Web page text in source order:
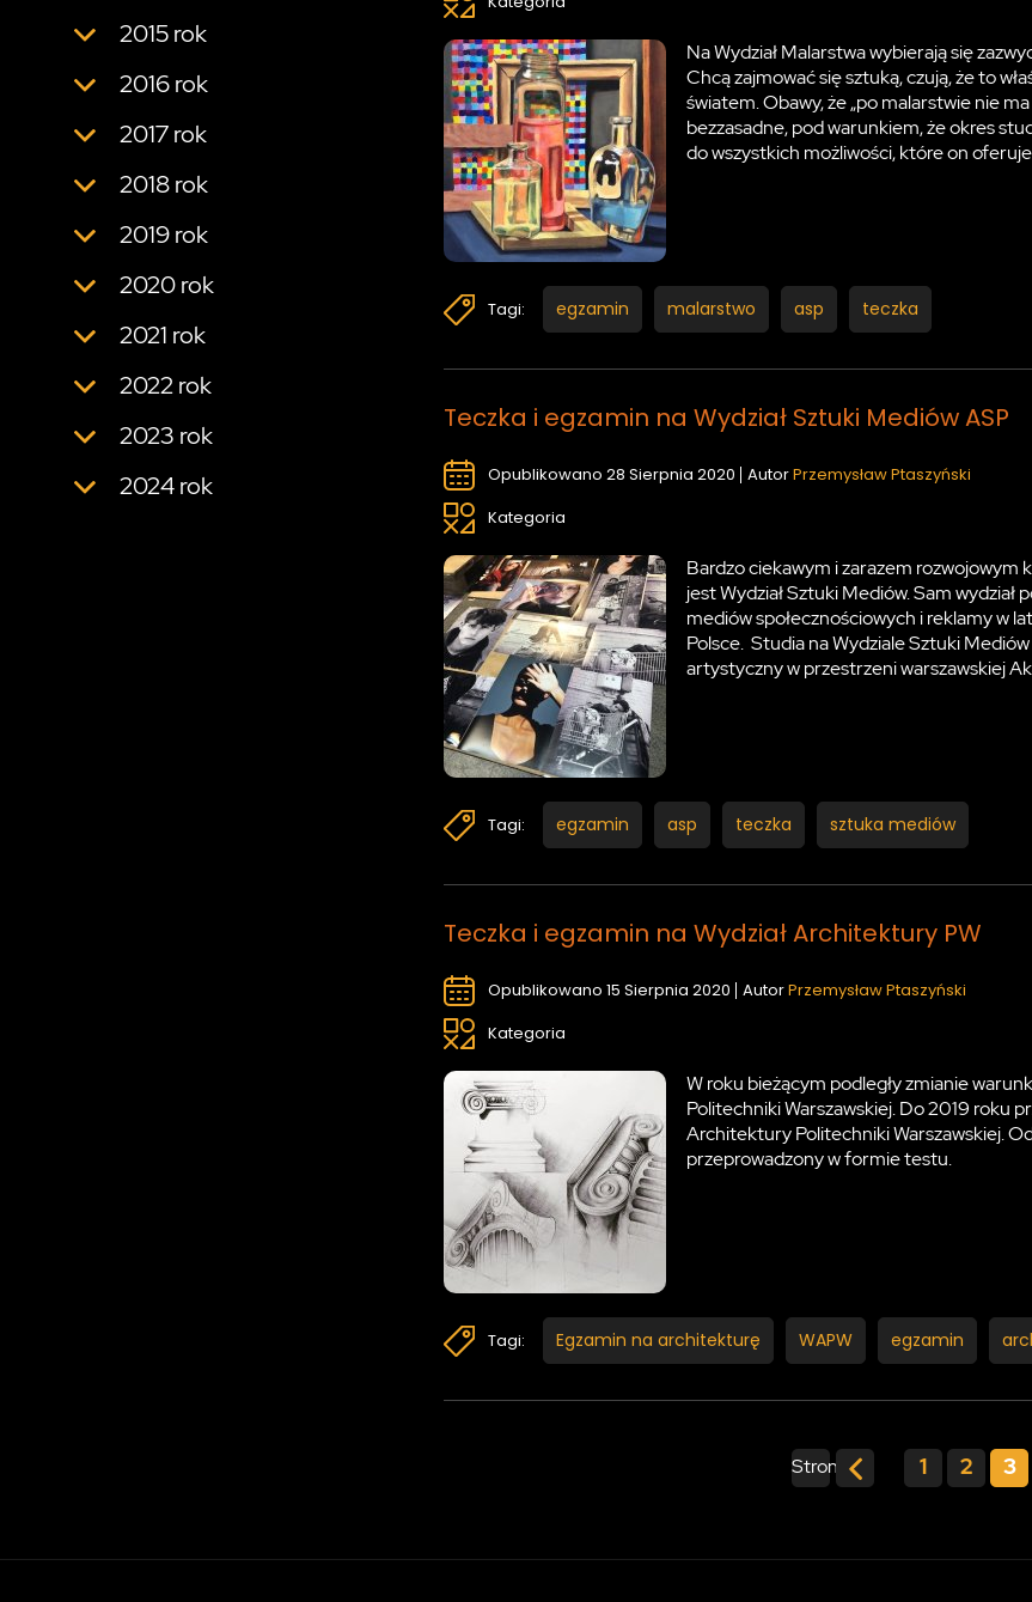
Na Wydział Malarstwa wybierają się
Chcą zajmować się sztuką, czują, że to
światem. Obawy, że „po malarstwie nie
bezzasadne, pod warunkiem, że okres
do wszystkich możliwości, które on
Tagi: egzamin malarstwo asp teczka
Teczka i egzamin na Wydział Sztuki Mediów ASP
Opublikowano 28 Sierpnia 2020 AutorPrzemysław Ptaszyński
Kategoria
Bardzo ciekawym i zarazem rozwojowym
jest Wydział Sztuki Mediów. Sam
mediów społecznościowych i reklamy w
Polsce. Studia na Wydziale Sztuki
artystyczny w przestrzeni warszawskiej
Tagi: egzamin asp teczka sztuka mediów
Teczka i egzamin na Wydział Architektury PW
Opublikowano 15 Sierpnia 2020 AutorPrzemysław Ptaszyński
Kategoria
W roku bieżącym podległy zmianie
Politechniki Warszawskiej. Do 2019 roku
Architektury Politechniki Warszawskiej.
przeprowadzony w formie testu.
Tagi: Egzamin na architekturę WAPW egzamin
Strona: 1 2 3
2015 rok
2016 rok
2017 rok
2018 rok
2019 rok
2020 rok
2021 rok
2022 rok
2023 rok
2024 rok